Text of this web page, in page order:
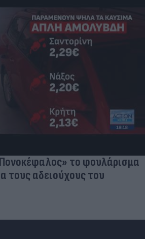
το φουλάρισμα
τους αδειούχους του